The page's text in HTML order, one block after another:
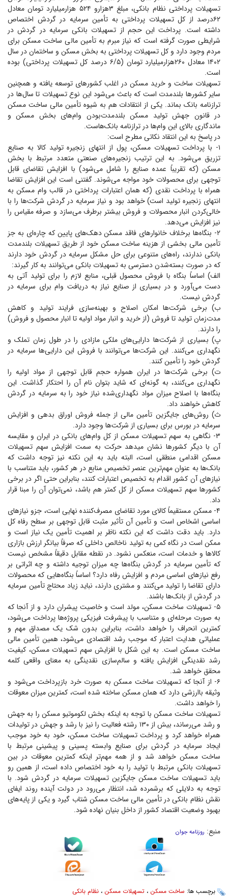
تسهیلات پرداختی نظام بانکی، مبلغ ۳‌هزارو ۵۲۴ هزارمیلیارد تومان معادل
۶۲‌درصد از کل تسهیلات پرداختی به تأمین سرمایه در گردش اختصاص
داشته است. پرداخت این حجم از تسهیلات بانکی سرمایه در گردش در
شرایطی صورت گرفته است که نیاز مبرم به تأمین مالی ساخت مسکن برای
مردم وجود دارد و کل تسهیلات پرداختی به بخش مسکن و ساختمان در سال
۱۴۰۲ معادل ۲۶۰‌هزارمیلیارد تومان (۶/۵ درصد کل تسهیلات پرداختی) بوده
است.
تسهیلات ساخت و خرید مسکن در اغلب کشور‌های توسعه یافته و همچنین
سایر کشور‌ها بلندمدت است که باعث می‌شود این نوع تسهیلات تا سال‌ها در
ترازنامه بانک بماند. یکی از انتقادات هم به شیوه تأمین مالی ساخت مسکن
در قانون جهش تولید مسکن بلندمدت‌بودن وام‌های بخش مسکن و
ماندگاری بالای این وام‌ها در ترازنامه بانک‌هاست.
در پاسخ به این انتقاد نکاتی مطرح است:
۱- با پرداخت تسهیلات مسکن، پول از انتهای زنجیره تولید کالا به صنایع
تزریق می‌شود. به این ترتیب زنجیره‌های صنعتی متعدد مرتبط با بخش
مسکن (که تقریباً عمده صنایع را شامل می‌شود) با افزایش تقاضای قابل
توجهی برای محصولات خود مواجه می‌شوند. گفتنی است این افزایش تقاضا
همراه با پرداخت نقدی (که همان اعتبارات پرداختی در قالب وام مسکن به
انتهای زنجیره تولید است) خواهد بود و نیاز سرمایه در گردش شرکت‌ها را با
خالی‌کردن انبار محصولات و فروش بیشتر برطرف می‌سازد و صرفه مقیاس را
نیز افزایش می‌دهد.
۲- بنگاه‌ها برخلاف خانوار‌های فاقد مسکن دهک‌های پایین که چاره‌ای به جز
تأمین مالی بخشی از هزینه ساخت مسکن خود از طریق تسهیلات بلندمدت
بانکی ندارند، راه‌های متنوعی برای حل مشکل سرمایه در گردش خود دارند
که در صورت بسته‌شدن دسترسی به تسهیلات بانکی می‌توانند به کار گیرند:
الف) اساساً بنگاه با فروش محصول قبلی، منابع لازم را برای تولید آتی به
دست می‌آورد و در بسیاری از صنایع نیاز به دریافت وام برای سرمایه در
گردش نیست.
ب) برخی شرکت‌ها امکان اصلاح و بهینه‌سازی فرایند تولید و کاهش
مدت‌زمان تولید تا فروش (از خرید و انبار مواد اولیه تا انبار محصول و فروش)
را دارند.
پ) بسیاری از شرکت‌ها دارایی‌های ملکی مازادی را در طول زمان تملک و
نگهداری می‌کنند. این شرکت‌ها می‌توانند با فروش این دارایی‌ها سرمایه در
گردش خود را تأمین کنند.
ت) برخی شرکت‌ها در ایران همواره حجم قابل توجهی از مواد اولیه را
نگهداری می‌کنند، به گونه‌ای که شاید بتوان نام آن را احتکار گذاشت. این
بنگاه‌ها با اصلاح میزان مواد نگهداری‌شده نیاز خود را به سرمایه در گردش
کاهش خواهند داد.
ث) روش‌های جایگزین تأمین مالی از جمله فروش اوراق بدهی و افزایش
سرمایه در بورس برای بسیاری از شرکت‌ها وجود دارد.
۳- نگاهی به سهم تسهیلات مسکن از کل وام‌های بانکی در ایران و مقایسه
آن با دیگر کشور‌ها نشان می‎دهد حرکت به سمت افزایش سهم تسهیلات
مسکن اقدامی منطقی است، البته باید به این نکته نیز توجه داشت که
بانک‌ها به عنوان مهم‌ترین عنصر تخصیص منابع در هر کشور، باید متناسب با
نیاز‌های آن کشور اقدام به تخصیص اعتبارات کنند، بنابراین حتی اگر در برخی
کشور‌ها سهم تسهیلات مسکن از کل کمتر هم باشد، نمی‌توان آن را مبنا قرار
داد.
۴- مسکن مستقیماً کالای مورد تقاضای مصرف‌کننده نهایی است، جزو نیاز‌های
اساسی اشخاص است و تأمین آن تأثیر مثبت قابل توجهی بر سطح رفاه کل
دارد. باید دقت داشت که این نکته ناظر بر اهمیت تأمین یک نیاز است و
ممکن است در نگاه کمی به تولید ناخالص داخلی که صرفاً بیانگر ارزش بازاری
کالا‌ها و خدمات است، منعکس نشود. در نقطه مقابل دقیقاً مشخص نیست
که تأمین سرمایه در گردش بنگاه‌ها چه میزان توجیه داشته و چه اثراتی بر
رفع نیاز‌های اساسی مردم و افزایش رفاه دارد؟ اساساً بنگاه‌هایی که محصولات
دارای تقاضا را تولید می‌کنند و مشتری دارند، نباید زیاد محتاج تأمین سرمایه
در گردش از بانک‌ها باشند.
۵- تسهیلات ساخت مسکن، مولد است و خاصیت پیشران دارد و از آنجا که
به صورت مرحله‌ای و متناسب با پیشرفت فیزیکی پروژه‌ها پرداخت می‌شود،
کمترین انحراف را خواهد داشت، بنابراین بدون شک یک مصداق مهم و
عملیاتی هدایت اعتبار که موجب رشد اقتصادی می‌شود، همین تأمین مالی
ساخت مسکن است. به این شکل با افزایش سهم تسهیلات مسکن، کیفیت
رشد نقدینگی افزایش یافته و سالم‌سازی نقدینگی به معنای واقعی کلمه
محقق خواهد شد.
۶- از آنجا که تسهیلات ساخت مسکن به صورت خرد بازپرداخت می‌شود و
وثیقه باارزشی دارد که همان مسکن ساخته شده است، کمترین میزان معوقات
را خواهد داشت.
تسهیلات ساخت مسکن با توجه به اینکه بخش لکوموتیو مسکن را به جهش
و رشد می‌رساند، بیش از ۱۳۰ رشته فعالیت را نیز با رشد و جهش در تولیدات
همراه خواهد کرد و پرداخت تسهیلات ساخت مسکن، خود به خود موجب
ایجاد سرمایه در گردش برای صنایع وابسته پسینی و پیشینی مرتبط با
ساخت مسکن خواهد شد و از همه مهم‌تر اینکه کمترین معوقات در بین
تسهیلات بانکی مرتبط با تولید را به خود اختصاص داده است، از همین رو
باید تسهیلات ساخت مسکن جایگزین تسهیلات سرمایه در گردش شود. با
توجه به دلایلی که برشمرده شد، انتظار می‌رود در دولت آینده روند ایفای
نقش نظام بانکی در تأمین مالی ساخت مسکن شتاب گیرد و یکی از پایه‌های
بهبود وضعیت اقتصاد کشور از داخل بنیان نهاده شود.
منبع: روزنامه جوان
برچسب ها: ساخت مسکن ، تسهیلات مسکن ، نظام بانکی